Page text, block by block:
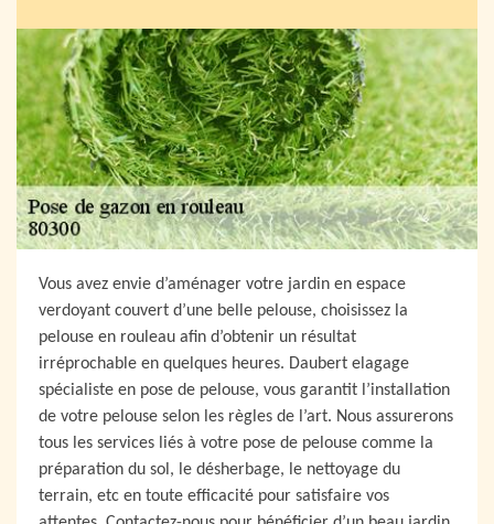
Vous avez envie d’aménager votre jardin en espace
verdoyant couvert d’une belle pelouse, choisissez la
pelouse en rouleau afin d’obtenir un résultat
irréprochable en quelques heures. Daubert elagage
spécialiste en pose de pelouse, vous garantit l’installation
de votre pelouse selon les règles de l’art. Nous assurerons
tous les services liés à votre pose de pelouse comme la
préparation du sol, le désherbage, le nettoyage du
terrain, etc en toute efficacité pour satisfaire vos